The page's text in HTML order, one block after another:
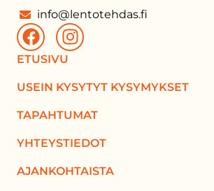
info@lentotehdas.fi
ETUSIVU
USEIN KYSYTYT KYSYMYKSET
TAPAHTUMAT
YHTEYSTIEDOT
AJANKOHTAISTA